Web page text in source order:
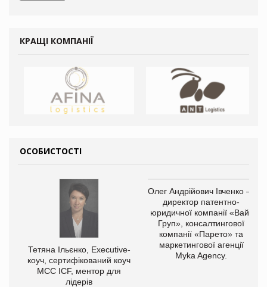
КРАЩІ КОМПАНІЇ
ОСОБИСТОСТІ
Тетяна Ільєнко, Executive-
коуч, сертифікований коуч
МСС ICF, ментор для
лідерів
Олег Андрійович Івченко —
директор патентно-
юридичної компанії «Вайз
Груп», консалтингової
компанії «Парето» та
маркетингової агенції
Myka Agency.